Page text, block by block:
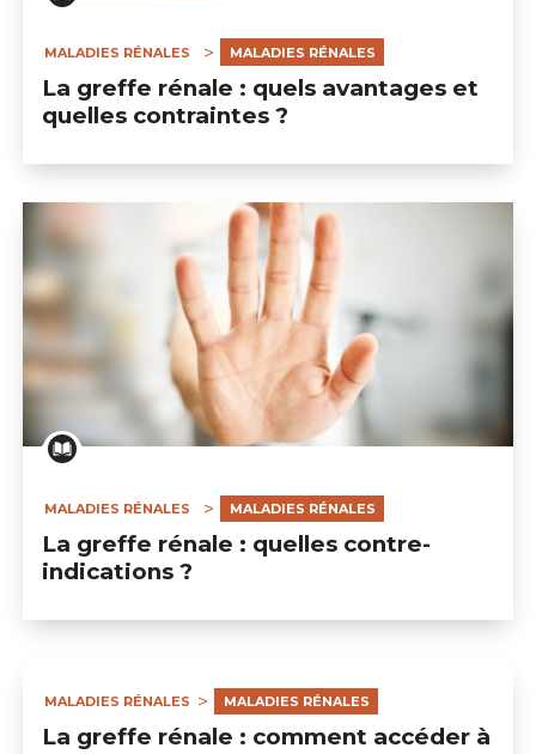
MALADIES RÉNALES MALADIES RÉNALES
La greffe rénale : quels avantages et
quelles contraintes ?
MALADIES RÉNALES MALADIES RÉNALES
La greffe rénale : quelles contre-
indications ?
MALADIES RÉNALES MALADIES RÉNALES
La greffe rénale : comment accéder à